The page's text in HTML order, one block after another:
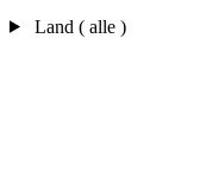
Land ( alle )